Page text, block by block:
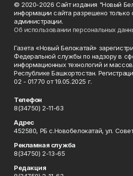
© 2020-2026 Сайт издания "Новый
информации сайта разрешено только
администрации.
Об использовании персональных
Газета «Новый Белокатай»
Федеральной службы по надзору в
информационных технологий и
Республике Башкортостан.
02 - 01770 от 19.05.2025 г.
Телефон
8(34750) 2-11-63
Адрес
452580, РБ с.Новобелокатай, ул.
Рекламная служба
8(34750) 2-13-65
Редакция